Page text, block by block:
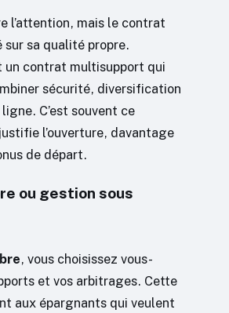
l’attention, mais le contrat
sa qualité propre.
un contrat multisupport qui
sécurité, diversification
C’est souvent ce
l’ouverture, davantage
de départ.
ou gestion sous
, vous choisissez vous-
et vos arbitrages. Cette
aux épargnants qui veulent